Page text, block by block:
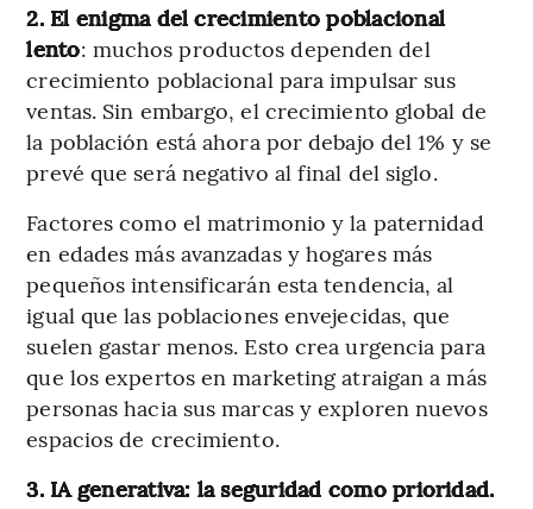
2. El enigma del crecimiento poblacional
lento: muchos productos dependen del
crecimiento poblacional para impulsar sus
ventas. Sin embargo, el crecimiento global de
la población está ahora por debajo del 1% y se
prevé que será negativo al final del siglo.
Factores como el matrimonio y la paternidad
en edades más avanzadas y hogares más
pequeños intensificarán esta tendencia, al
igual que las poblaciones envejecidas, que
suelen gastar menos. Esto crea urgencia para
que los expertos en marketing atraigan a más
personas hacia sus marcas y exploren nuevos
espacios de crecimiento.
3. IA generativa: la seguridad como prioridad.